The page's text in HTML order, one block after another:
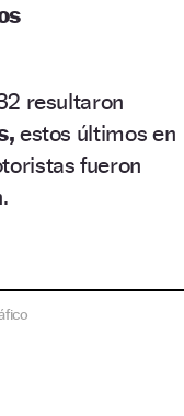
resultaron
estos últimos en
fueron